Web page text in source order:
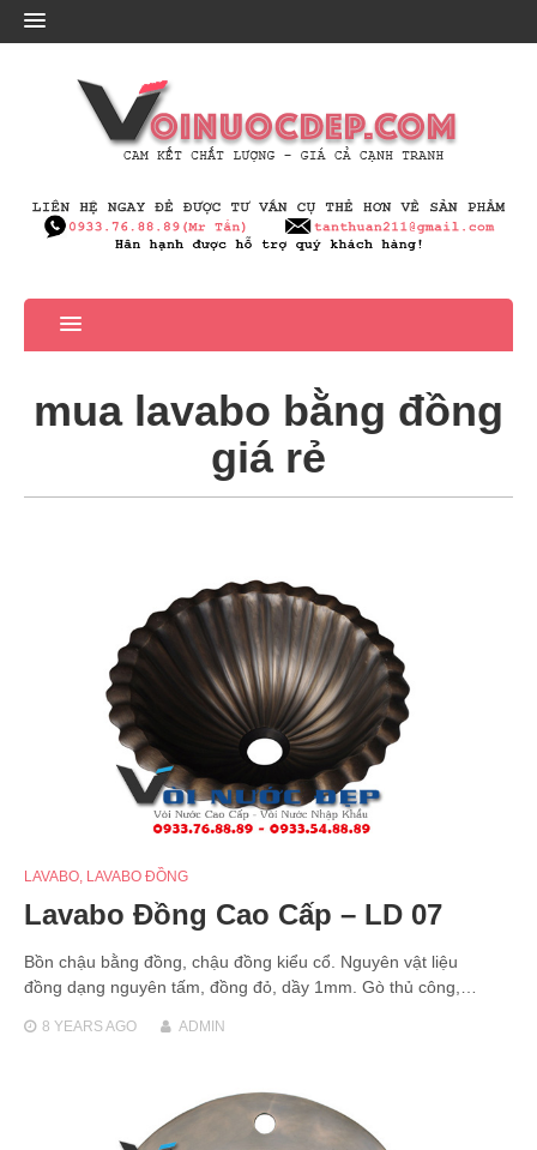
mua lavabo bằng đồng
giá rẻ
LAVABO, LAVABO ĐỒNG
Lavabo Đồng Cao Cấp – LD 07
Bồn chậu bằng đồng, chậu đồng kiểu cổ. Nguyên vật liệu
đồng dạng nguyên tấm, đồng đỏ, dầy 1mm. Gò thủ công,…
8 YEARSAGO ADMIN